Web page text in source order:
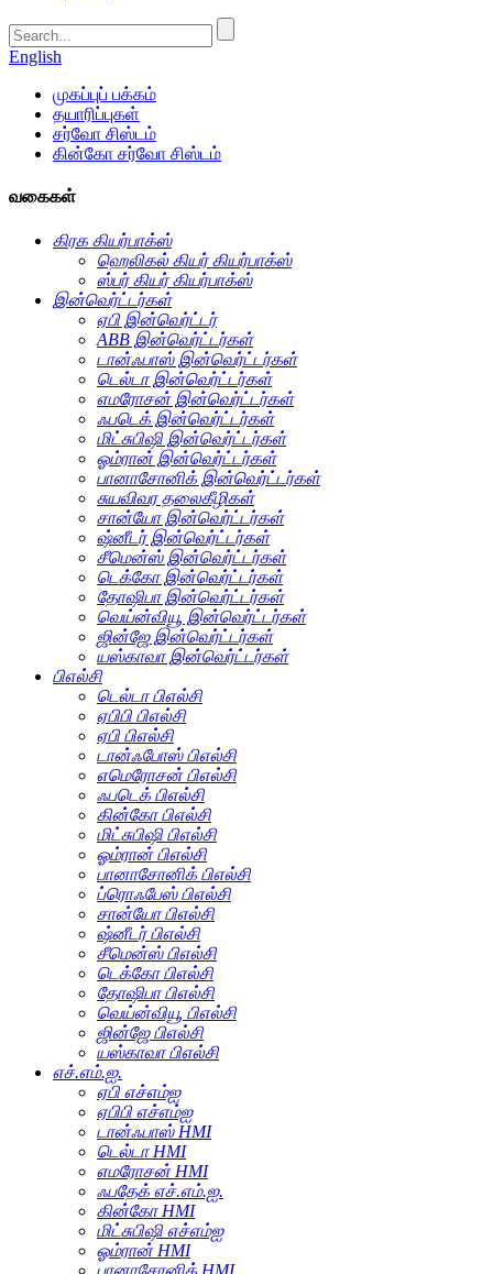
English
முகப்புப் பக்கம்
தயாரிப்புகள்
சர்வோ சிஸ்டம்
கின்கோ சர்வோ சிஸ்டம்
வகைகள்
கிரக கியர்பாக்ஸ்
ஹெலிகல் கியர் கியர்பாக்ஸ்
ஸ்பர் கியர் கியர்பாக்ஸ்
இன்வெர்ட்டர்கள்
ஏபி இன்வெர்ட்டர்
ABB இன்வெர்ட்டர்கள்
டான்ஃபாஸ் இன்வெர்ட்டர்கள்
டெல்டா இன்வெர்ட்டர்கள்
எமரோசன் இன்வெர்ட்டர்கள்
ஃபடெக் இன்வெர்ட்டர்கள்
மிட்சுபிஷி இன்வெர்ட்டர்கள்
ஓம்ரான் இன்வெர்ட்டர்கள்
பானாசோனிக் இன்வெர்ட்டர்கள்
சுயவிவர தலைகீழிகள்
சான்யோ இன்வெர்ட்டர்கள்
ஷ்னீடர் இன்வெர்ட்டர்கள்
சீமென்ஸ் இன்வெர்ட்டர்கள்
டெக்கோ இன்வெர்ட்டர்கள்
தோஷிபா இன்வெர்ட்டர்கள்
வெய்ன்வியூ இன்வெர்ட்டர்கள்
ஜின்ஜே இன்வெர்ட்டர்கள்
யஸ்காவா இன்வெர்ட்டர்கள்
பிஎல்சி
டெல்டா பிஎல்சி
ஏபிபி பிஎல்சி
ஏபி பிஎல்சி
டான்ஃபோஸ் பிஎல்சி
எமெரோசன் பிஎல்சி
ஃபடெக் பிஎல்சி
கின்கோ பிஎல்சி
மிட்சுபிஷி பிஎல்சி
ஓம்ரான் பிஎல்சி
பானாசோனிக் பிஎல்சி
ப்ரொஃபேஸ் பிஎல்சி
சான்யோ பிஎல்சி
ஷ்னீடர் பிஎல்சி
சீமென்ஸ் பிஎல்சி
டெக்கோ பிஎல்சி
தோஷிபா பிஎல்சி
வெய்ன்வியூ பிஎல்சி
ஜின்ஜே பிஎல்சி
யஸ்காவா பிஎல்சி
எச்.எம்.ஐ.
ஏபி எச்எம்ஐ
ஏபிபி எச்எம்ஐ
டான்ஃபாஸ் HMI
டெல்டா HMI
எமரோசன் HMI
ஃபதேக் எச்.எம்.ஐ.
கின்கோ HMI
மிட்சுபிஷி எச்எம்ஐ
ஓம்ரான் HMI
பானாசோனிக் HMI